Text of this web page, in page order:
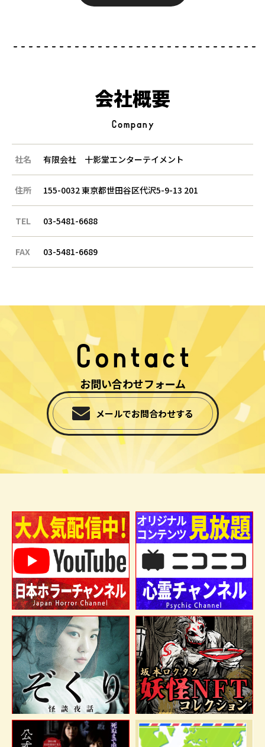
会社概要
Company
社名 有限会社 十影堂エンターテイメント
住所 155-0032 東京都世田谷区代沢5-9-13 201
TEL 03-5481-6688
FAX 03-5481-6689
Contact
お問い合わせフォーム
メールでお問合わせする